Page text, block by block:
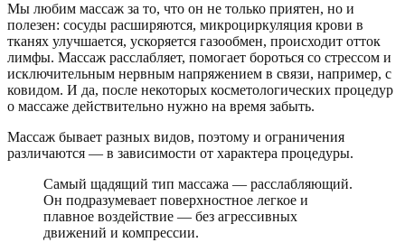
Мы любим массаж за то, что он не только приятен, но и
полезен: сосуды расширяются, микроциркуляция крови в
тканях улучшается, ускоряется газообмен, происходит отток
лимфы. Массаж расслабляет, помогает бороться со стрессом и
исключительным нервным напряжением в связи, например, с
ковидом. И да, после некоторых косметологических процедур
о массаже действительно нужно на время забыть.
Массаж бывает разных видов, поэтому и ограничения
различаются — в зависимости от характера процедуры.
Самый щадящий тип массажа — расслабляющий.
Он подразумевает поверхностное легкое и
плавное воздействие — без агрессивных
движений и компрессии.